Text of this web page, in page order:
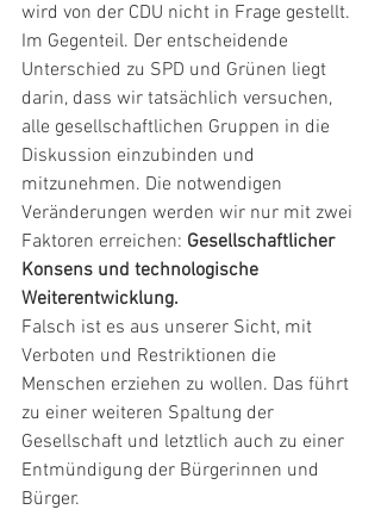
wird von der CDU nicht in Frage gestellt.
Im Gegenteil. Der entscheidende
Unterschied zu SPD und Grünen liegt
darin, dass wir tatsächlich versuchen,
alle gesellschaftlichen Gruppen in die
Diskussion einzubinden und
mitzunehmen. Die notwendigen
Veränderungen werden wir nur mit zwei
Faktoren erreichen: Gesellschaftlicher
Konsens und technologische
Weiterentwicklung.
Falsch ist es aus unserer Sicht, mit
Verboten und Restriktionen die
Menschen erziehen zu wollen. Das führt
zu einer weiteren Spaltung der
Gesellschaft und letztlich auch zu einer
Entmündigung der Bürgerinnen und
Bürger.